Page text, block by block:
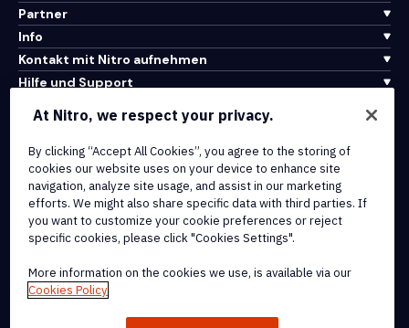
Partner
Info
Kontakt mit Nitro aufnehmen
Hilfe und Support
Nutzungsbedingungen
Cookie-Richtlinie
Copyright-Richtlinie
Alle Bedingungen und Richtlinien
At Nitro, we respect your privacy.
By clicking “Accept All Cookies”, you agree to the storing of
cookies our website uses on your device to enhance site
navigation, analyze site usage, and assist in our marketing
efforts. We might also share specific data with third parties. If
you want to customize your cookie preferences or reject
specific cookies, please click "Cookies Settings".
More information on the cookies we use, is available via our
Cookies Policy